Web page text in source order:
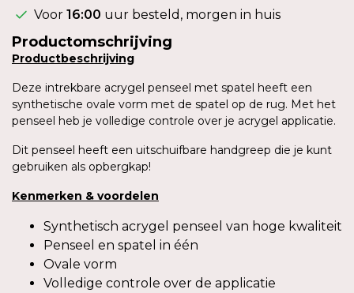
Voor 16:00 uur besteld, morgen in huis
Productomschrijving
Productbeschrijving
Deze intrekbare acrygel penseel met spatel heeft een
synthetische ovale vorm met de spatel op de rug. Met het
penseel heb je volledige controle over je acrygel applicatie.
Dit penseel heeft een uitschuifbare handgreep die je kunt
gebruiken als opbergkap!
Kenmerken & voordelen
Synthetisch acrygel penseel van hoge kwaliteit
Penseel en spatel in één
Ovale vorm
Volledige controle over de applicatie